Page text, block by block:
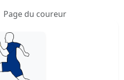
Page du coureur